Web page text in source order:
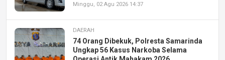
Minggu, 02 Agu 2026 14:37
DAERAH
74 Orang Dibekuk, Polresta Samarinda
Ungkap 56 Kasus Narkoba Selama